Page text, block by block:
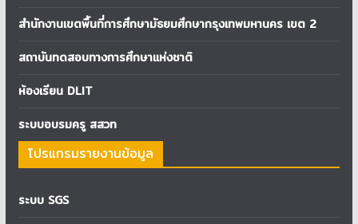
สำนักงานเขตพื้นที่การศึกษามัธยมศึกษากรุงเทพมหานคร เขต 2
สถาบันทดสอบทางการศึกษาแห่งชาติ
ห้องเรียน DLIT
ระบบอบรมครู สสวท
โปรแกรมรายงานข้อมูล
ระบบ SGS